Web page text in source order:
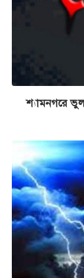
শ্যামনগরে